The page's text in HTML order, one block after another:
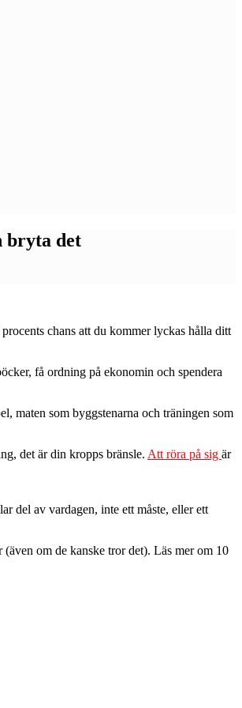
bryta det
chans att du kommer lyckas hålla ditt
få ordning på ekonomin och spendera
maten som byggstenarna och träningen som
det är din kropps bränsle. Att röra på sig är
del av vardagen, inte ett måste, eller ett
om de kanske tror det). Läs mer om 10